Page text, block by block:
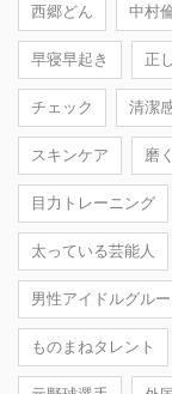
西郷どん 中村
早寝早起き 正
チェック 清潔
スキンケア 磨く
目力トレーニング
太っている芸能人
男性アイドルグル
ものまねタレント